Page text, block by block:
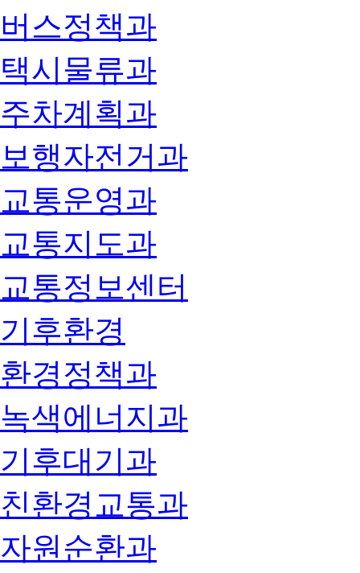
버스정책과
택시물류과
주차계획과
보행자전거과
교통운영과
교통지도과
교통정보센터
기후환경
환경정책과
녹색에너지과
기후대기과
친환경교통과
자원순환과